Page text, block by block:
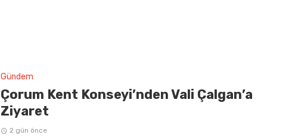
Gündem
Çorum Kent Konseyi’nden Vali Çalgan’a
Ziyaret
2 gün önce